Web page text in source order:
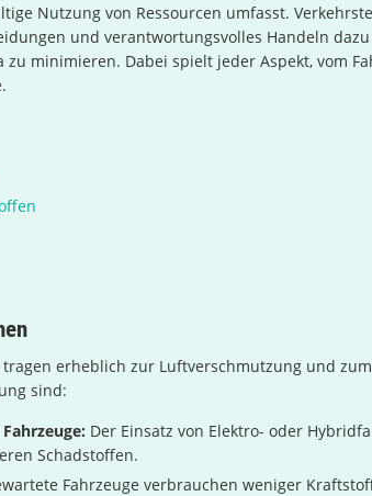
Nutzung von Ressourcen umfasst.
und verantwortungsvolles Handeln
minimieren. Dabei spielt jeder Aspekt, vom
tragen erheblich zur Luftverschmutzung und
sind:
Der Einsatz von Elektro- oder
Schadstoffen.
Fahrzeuge verbrauchen weniger